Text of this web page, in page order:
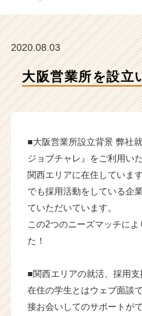
ン】
チ
ー・
成
長
業
カ
ウ
ト
2020.08.03
大阪営業所を設立
■大阪営業所設立背景 弊社
ジョブチャレ』をご利用い
関西エリアに在住していま
でも採用活動をしている企
ていただいています。
この2つのニーズマッチに
た！
■関西エリアの就活、採用
在住の学生とはウェブ面談
接お会いしてのサポートが